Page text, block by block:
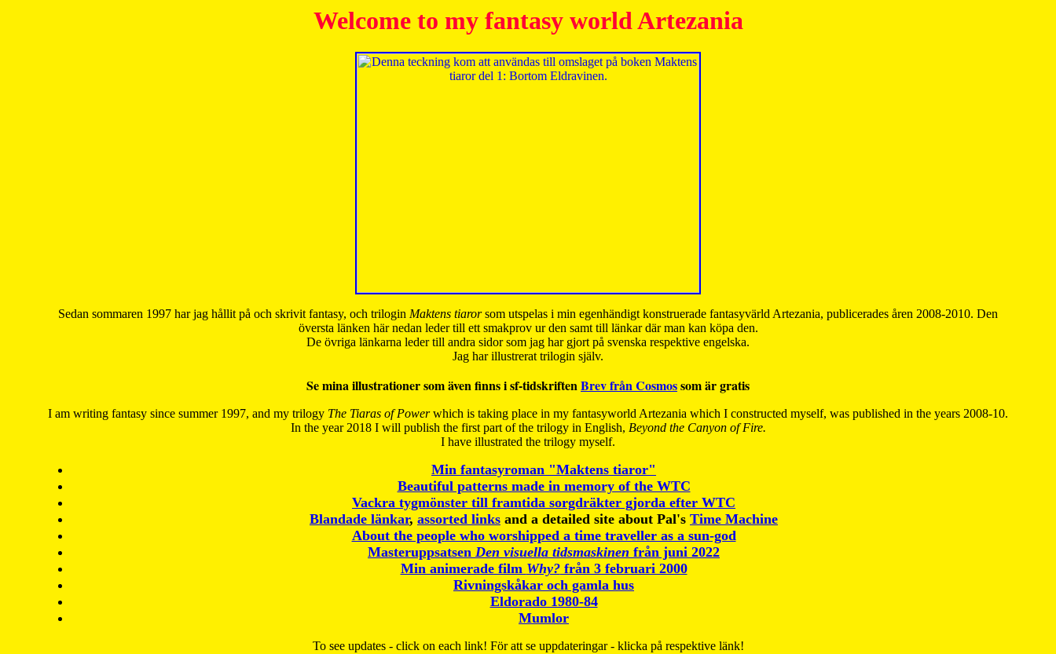
Welcome to my fantasy world Artezania
Sedan sommaren 1997 har jag hållit på och skrivit fantasy, och trilogin Maktens tiarorsom utspelas i min egenhändigt konstruerade fantasyvärld Artezania, publicerades åren 2008-2010. Den
översta länken här nedan leder till ett smakprov ur den samt till länkar där man kan köpa den.
De övriga länkarna leder till andra sidor som jag har gjort på svenska respektive engelska.
Jag har illustrerat trilogin själv.
Se mina illustrationer som även finns i sf-tidskriftenBrev från Cosmossom är gratis
I am writing fantasy since summer 1997, and my trilogy The Tiaras of Powerwhich is taking place in my fantasyworld Artezania which I constructed myself, was published in the years 2008-10.
In the year 2018 I will publish the first part of the trilogy in English, Beyond the Canyon of Fire.
I have illustrated the trilogy myself.
Min fantasyroman "Maktens tiaror"
Beautiful patterns made in memory of the WTC
Vackra tygmönster till framtida sorgdräkter gjorda efter WTC
Blandade länkar, assorted links and a detailed site about Pal's Time Machine
About the people who worshipped a time traveller as a sun-god
Masteruppsatsen Den visuella tidsmaskinen från juni 2022
Min animerade film Why?från 3 februari 2000
Rivningskåkar och gamla hus
Eldorado 1980-84
Mumlor
To see updates - click on each link! För att se uppdateringar - klicka på respektive länk!